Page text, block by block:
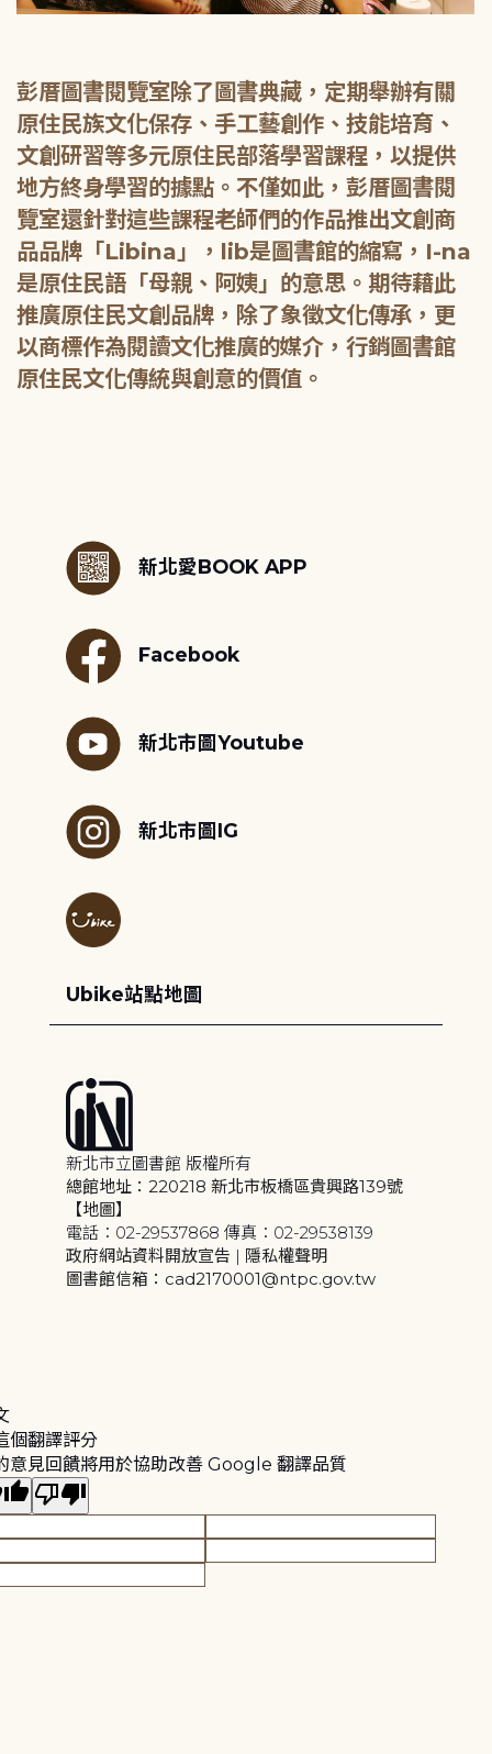
彭厝圖書閱覽室除了圖書典藏，定期舉辦有關
原住民族文化保存、手工藝創作、技能培育、
文創研習等多元原住民部落學習課程，以提供
地方終身學習的據點。不僅如此，彭厝圖書閱
覽室還針對這些課程老師們的作品推出文創商
品品牌「Libina」，lib是圖書館的縮寫，I-na
是原住民語「母親、阿姨」的意思。期待藉此
推廣原住民文創品牌，除了象徵文化傳承，更
以商標作為閱讀文化推廣的媒介，行銷圖書館
原住民文化傳統與創意的價值。
新北愛BOOK APP
Facebook
新北市圖Youtube
新北市圖IG
Ubike站點地圖
新北市立圖書館 版權所有
總館地址：220218 新北市板橋區貴興路139號
【地圖】
電話：02-29537868 傳真：02-29538139
政府網站資料開放宣告 | 隱私權聲明
圖書館信箱：cad2170001@ntpc.gov.tw
個翻譯評分
意見回饋將用於協助改善 Google 翻譯品質